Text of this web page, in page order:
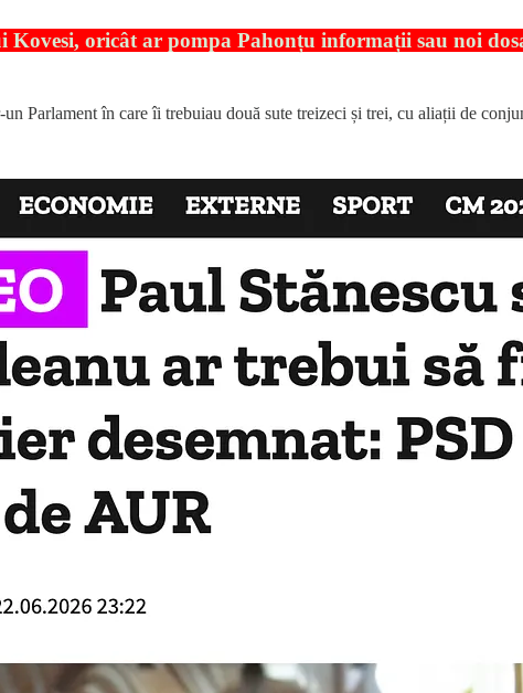
Kovesi, oricât ar pompa Pahonțu informații sau noi
Parlament în care îi trebuiau două sute treizeci și trei, cu aliații de